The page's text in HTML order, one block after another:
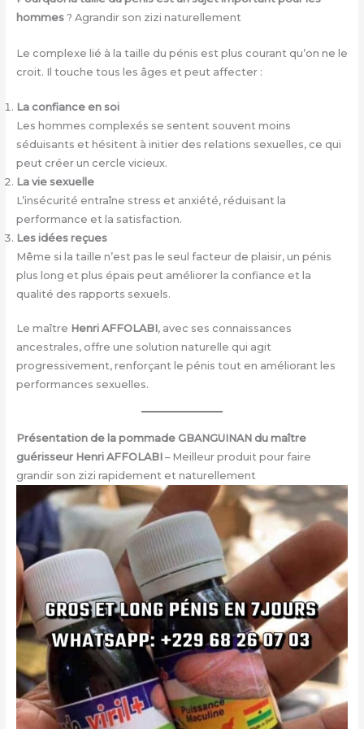
hommes? Agrandir son zizi naturellement
Le complexe lié à la taille du pénis est plus courant qu’on ne le
croit. Il touche tous les âges et peut affecter :
La confiance en soi
Les hommes complexés se sentent souvent moins
séduisants et hésitent à initier des relations sexuelles, ce qui
peut créer un cercle vicieux.
La vie sexuelle
L’insécurité entraîne stress et anxiété, réduisant la
performance et la satisfaction.
Les idées reçues
Même si la taille n’est pas le seul facteur de plaisir, un pénis
plus long et plus épais peut améliorer la confiance et la
qualité des rapports sexuels.
Le maître Henri AFFOLABI, avec ses connaissances
ancestrales, offre une solution naturelle qui agit
progressivement, renforçant le pénis tout en améliorant les
performances sexuelles.
Présentation de la pommade GBANGUINAN du maître
guérisseur Henri AFFOLABI– Meilleur produit pour faire
grandir son zizi rapidement et naturellement